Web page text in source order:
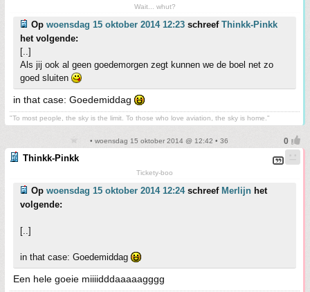
Wait... whut?
Op woensdag 15 oktober 2014 12:23 schreef Thinkk-Pinkk
het volgende:
[..]
Als jij ook al geen goedemorgen zegt kunnen we de boel net zo
goed sluiten
in that case: Goedemiddag
"To most people, the sky is the limit. To those who love aviation, the sky is home."
• woensdag 15 oktober 2014 @ 12:42 • 36
Thinkk-Pinkk
Tickety-boo
Op woensdag 15 oktober 2014 12:24schreef Merlijn het
volgende:
[..]
in that case: Goedemiddag
Een hele goeie miiiidddaaaaagggg